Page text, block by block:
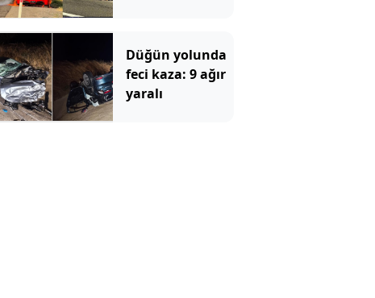
hale geldi
Düğün yolunda
feci kaza: 9 ağır
yaralı